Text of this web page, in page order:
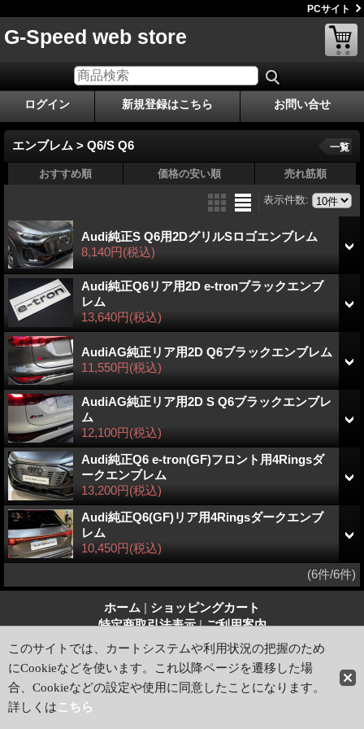
PCサイト
G-Speed web store
ログイン 新規登録はこちら お問い合せ
エンブレム > Q6/S Q6 一覧
おすすめ順 価格の安い順 売れ筋順
表示件数:
Audi純正S Q6用2DグリルSロゴエンブレム
8,140円(税込)
Audi純正Q6リア用2D e-tronブラックエンブ
レム
13,640円(税込)
AudiAG純正リア用2D Q6ブラックエンブレム
11,550円(税込)
AudiAG純正リア用2D S Q6ブラックエンブレ
ム
12,100円(税込)
Audi純正Q6 e-tron(GF)フロント用4Ringsダ
ークエンブレム
13,200円(税込)
Audi純正Q6(GF)リア用4Ringsダークエンブ
レム
10,450円(税込)
(6件/6件)
ホーム | ショッピングカート
特定商取引法表示 | ご利用案内
PCサイト
Copyright (C) 2007-2026 G-Speed web store, All Rights
Reserved.
このサイトでは、カートシステムや利用状況の把握のため
にCookieなどを使います。これ以降ページを遷移した場
合、Cookieなどの設定や使用に同意したことになります。
詳しくはこちら